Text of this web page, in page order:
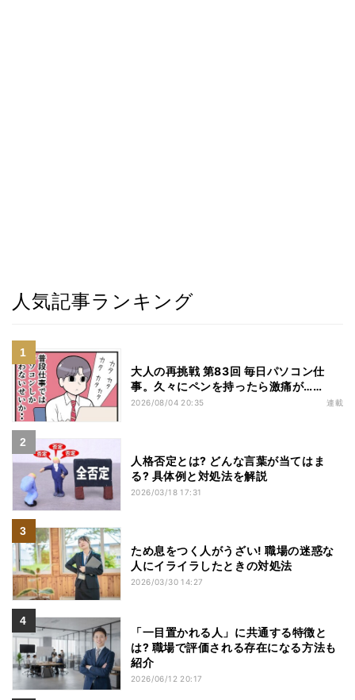
人気記事ランキング
大人の再挑戦 第83回 毎日パソコン仕
事。久々にペンを持ったら激痛が……
2026/08/04 20:35 連載
人格否定とは? どんな言葉が当てはま
る? 具体例と対処法を解説
2026/03/18 17:31
ため息をつく人がうざい! 職場の迷惑な
人にイライラしたときの対処法
2026/03/30 14:27
「一目置かれる人」に共通する特徴と
は? 職場で評価される存在になる方法も
紹介
2026/06/12 20:17